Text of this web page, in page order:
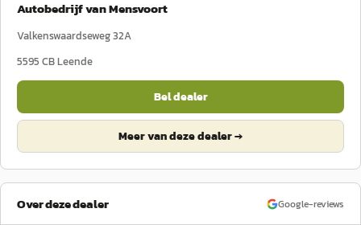
Autobedrijf van Mensvoort
Valkenswaardseweg 32A
5595 CBLeende
Bel dealer
Meer van deze dealer →
Over deze dealer Google-reviews